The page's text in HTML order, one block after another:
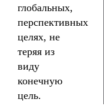
глобальных,
перспективных
целях, не
теряя из
виду
конечную
цель.